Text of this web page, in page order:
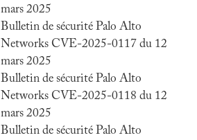
mars 2025
Bulletin de sécurité Palo Alto
Networks CVE-2025-0117 du 12
mars 2025
Bulletin de sécurité Palo Alto
Networks CVE-2025-0118 du 12
mars 2025
Bulletin de sécurité Palo Alto